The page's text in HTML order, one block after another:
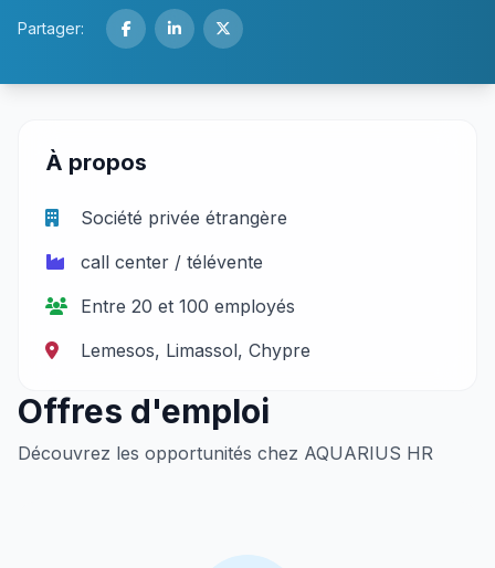
Partager:
À propos
Société privée étrangère
call center / télévente
Entre 20 et 100 employés
Lemesos, Limassol, Chypre
Offres d'emploi
Découvrez les opportunités chez AQUARIUS HR